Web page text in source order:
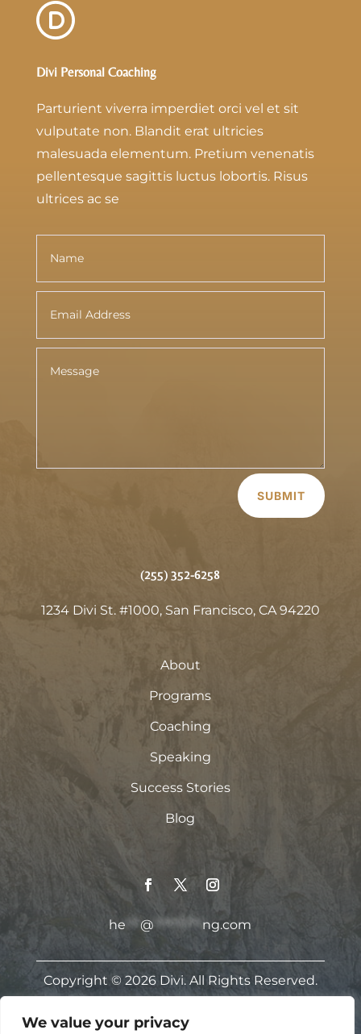
We value your privacy
Divi Personal Coaching
Parturient viverra imperdiet orci vel et sit
vulputate non. Blandit erat ultricies
malesuada elementum. Pretium venenatis
pellentesque sagittis luctus lobortis. Risus
ultrices ac se
SUBMIT
(255) 352-6258
1234 Divi St. #1000, San Francisco, CA 94220
About
Programs
Coaching
Speaking
Success Stories
Blog
he ***@ ********** ng.com
Copyright © 2026 Divi. All Rights Reserved.